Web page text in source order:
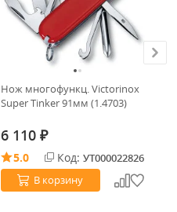
Нож многофункц. Victorinox
Super Tinker 91мм (1.4703)
6 110 ₽
5.0 Код: УТ000022826
В корзину